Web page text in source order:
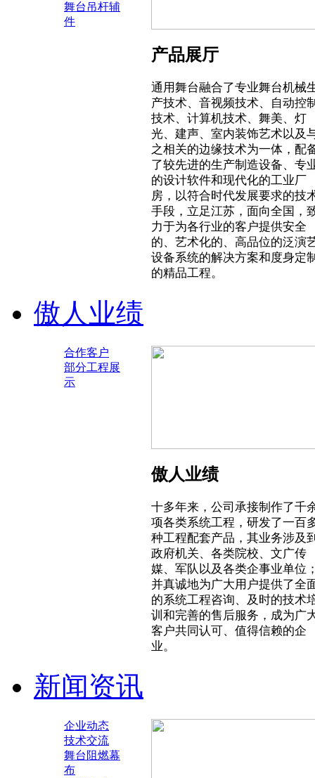
舞台吊杆辅
件
产品展厅
通用舞台融合了专业舞台机械
产技术、音视频技术、自动控
技术、计算机技术、舞美、灯
光、建声、室内装饰艺术以及
之相关的边缘技术为一体，配
了较先进的生产制造设备、专
的设计软件和现代化的工业厂
房，以符合时代发展要求的技
手段，立足江苏，面向全国，
力于为各行业的客户提供安全
的、艺术化的、高品位的泛演
设备系统的解决方案和度身定
的精品工程。
傲人业绩
合作客户
部分工程展
示
傲人业绩
十多年来，公司承接制作了千
项各类系统工程，研发了一百
种工程配套产品，其业务涉及
政府机关、各类院校、文广传
媒、军队以及各类企事业单位
并真诚地为广大用户提供了全
的系统工程咨询、及时的技术
训和完善的售后服务，成为广
客户共同认可、值得信赖的企
业。
新闻资讯
企业动态
技术交流
舞台阻燃幕
布